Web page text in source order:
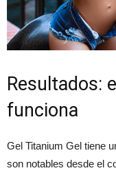
Resultados:
funciona
Gel Titanium Gel tiene
son notables desde el